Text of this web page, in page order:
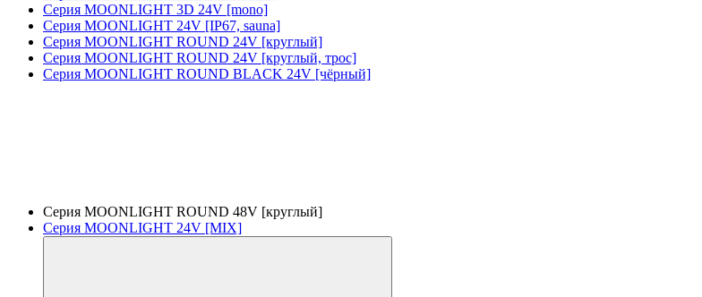
Серия MOONLIGHT 3D 24V [mono]
Серия MOONLIGHT 24V [IP67, sauna]
Серия MOONLIGHT ROUND 24V [круглый]
Серия MOONLIGHT ROUND 24V [круглый, трос]
Серия MOONLIGHT ROUND BLACK 24V [чёрный]
Серия MOONLIGHT ROUND 48V [круглый]
Серия MOONLIGHT 24V [MIX]